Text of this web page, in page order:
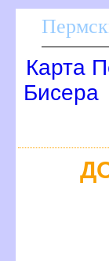
Карта
Бисера